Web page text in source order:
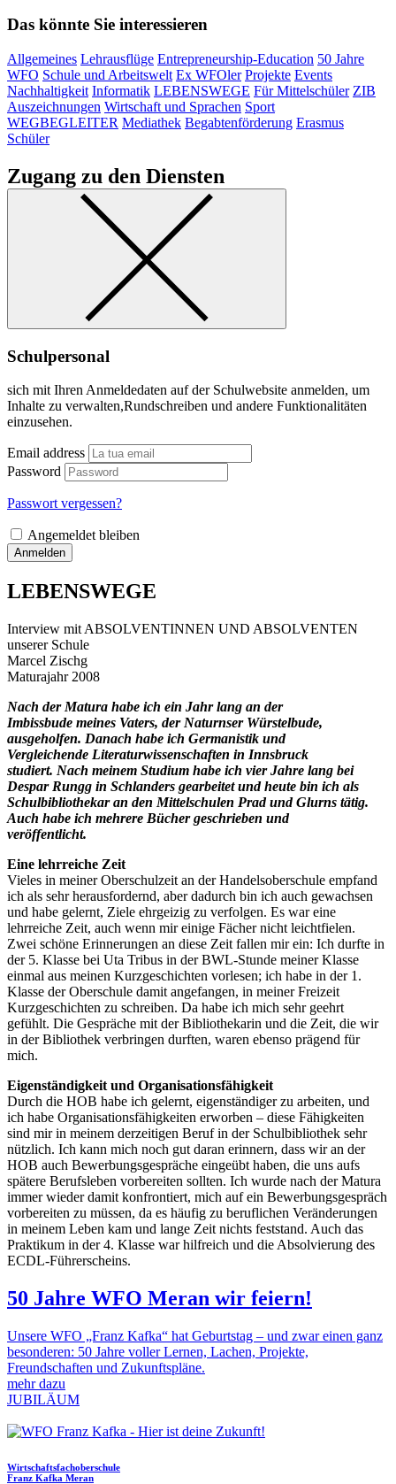
Das könnte Sie interessieren
Allgemeines Lehrausflüge Entrepreneurship-Education 50 Jahre
WFO Schule und Arbeitswelt Ex WFOler Projekte Events
Nachhaltigkeit Informatik LEBENSWEGE Für Mittelschüler ZIB
Auszeichnungen Wirtschaft und Sprachen Sport
WEGBEGLEITER Mediathek Begabtenförderung Erasmus
Schüler
Zugang zu den Diensten
Schulpersonal
sich mit Ihren Anmeldedaten auf der Schulwebsite anmelden, um
Inhalte zu verwalten,Rundschreiben und andere Funktionalitäten
einzusehen.
Email address
Password
Passwort vergessen?
Angemeldet bleiben
Anmelden
LEBENSWEGE
Interview mit ABSOLVENTINNEN UND ABSOLVENTEN
unserer Schule
Marcel Zischg
Maturajahr 2008
Nach der Matura habe ich ein Jahr lang an der
Imbissbude meines Vaters, der Naturnser Würstelbude,
ausgeholfen. Danach habe ich Germanistik und
Vergleichende Literaturwissenschaften in Innsbruck
studiert. Nach meinem Studium habe ich vier Jahre lang bei
Despar Rungg in Schlanders gearbeitet und heute bin ich als
Schulbibliothekar an den Mittelschulen Prad und Glurns tätig.
Auch habe ich mehrere Bücher geschrieben und
veröffentlicht.
Eine lehrreiche Zeit
Vieles in meiner Oberschulzeit an der Handelsoberschule empfand
ich als sehr herausfordernd, aber dadurch bin ich auch gewachsen
und habe gelernt, Ziele ehrgeizig zu verfolgen. Es war eine
lehrreiche Zeit, auch wenn mir einige Fächer nicht leichtfielen.
Zwei schöne Erinnerungen an diese Zeit fallen mir ein: Ich durfte in
der 5. Klasse bei Uta Tribus in der BWL-Stunde meiner Klasse
einmal aus meinen Kurzgeschichten vorlesen; ich habe in der 1.
Klasse der Oberschule damit angefangen, in meiner Freizeit
Kurzgeschichten zu schreiben. Da habe ich mich sehr geehrt
gefühlt. Die Gespräche mit der Bibliothekarin und die Zeit, die wir
in der Bibliothek verbringen durften, waren ebenso prägend für
mich.
Eigenständigkeit und Organisationsfähigkeit
Durch die HOB habe ich gelernt, eigenständiger zu arbeiten, und
ich habe Organisationsfähigkeiten erworben – diese Fähigkeiten
sind mir in meinem derzeitigen Beruf in der Schulbibliothek sehr
nützlich. Ich kann mich noch gut daran erinnern, dass wir an der
HOB auch Bewerbungsgespräche eingeübt haben, die uns aufs
spätere Berufsleben vorbereiten sollten. Ich wurde nach der Matura
immer wieder damit konfrontiert, mich auf ein Bewerbungsgespräch
vorbereiten zu müssen, da es häufig zu beruflichen Veränderungen
in meinem Leben kam und lange Zeit nichts feststand. Auch das
Praktikum in der 4. Klasse war hilfreich und die Absolvierung des
ECDL-Führerscheins.
50 Jahre WFO Meran wir feiern!
Unsere WFO „Franz Kafka“ hat Geburtstag – und zwar einen ganz
besonderen: 50 Jahre voller Lernen, Lachen, Projekte,
Freundschaften und Zukunftspläne.
mehr dazu
JUBILÄUM
Wirtschaftsfachoberschule
Franz Kafka Meran